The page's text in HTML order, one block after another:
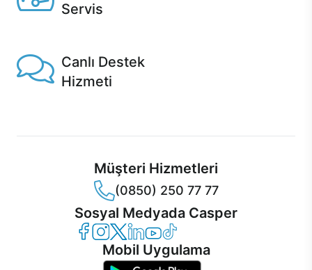
Servis
Canlı Destek
Hizmeti
Müşteri Hizmetleri
(0850) 250 77 77
Sosyal Medyada Casper
Casper Facebook
Casper Instagram
Casper Twitter
Casper LinkedIn
Casper YouTube
Casper TikTok
Mobil Uygulama